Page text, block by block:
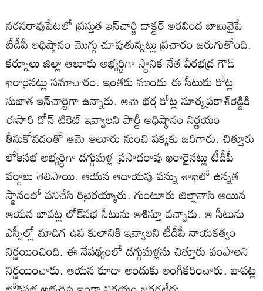
నరసరావుపేటలో ప్రస్తుత ఇన్‌చార్జి డాక్టర్‌ అరవింద బాబువైపే
టీడీపీ అధిష్ఠానం మొగ్గు చూపుతున్నట్లు ప్రచారం జరుగుతోంది.
కర్నూలు జిల్లా ఆలూరు అభ్యర్థిగా స్థానిక నేత వీరభద్ర గౌడ్‌
ఖరారైనట్లు సమాచారం. ఇంతకు ముందు ఈ సీటుకు కోట్ల
సుజాత ఇన్‌చార్జిగా ఉన్నారు. ఆమె భర్త కోట్ల సూర్యప్రకాశ్‌రెడ్డికి
ఈసారి డోన్‌ టికెట్‌ ఇవ్వాలని పార్టీ అధిష్ఠానం నిర్ణయం
తీసుకోవడంతో ఆమె ఆలూరు నుంచి పక్కకు జరిగారు. చిత్తూరు
లోక్‌సభ అభ్యర్థిగా దగ్గుమళ్ల ప్రసాదరావు ఖరారైనట్లు టీడీపీ
వర్గాలు తెలిపాయి. ఆయన ఆదాయపు పన్ను శాఖలో ఉన్నత
స్థానంలో పనిచేసి రిటైరయ్యారు. గుంటూరు జిల్లావాసి అయిన
ఆయన బాపట్ల లోక్‌సభ సీటును ఆశిస్తూ వచ్చారు. ఆ సీటును
ఎస్సీల్లో మాదిగ ఉప కులానికి ఇవ్వాలని టీడీపీ నాయకత్వం
నిర్ణయించింది. ఈ నేపథ్యంలో దగ్గుమళ్లను చిత్తూరు పంపాలని
నిర్ణయించారు. ఆయన కూడా అందుకు అంగీకరించారు. బాపట్ల